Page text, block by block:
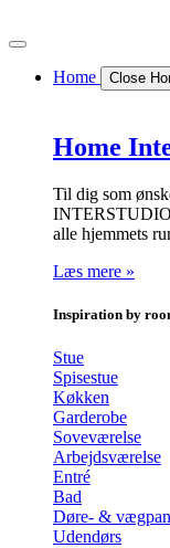
til
Home
Close
Home
Til dig som
INTERSTUDIO
alle hjemmets
Læs mere »
Inspiration by
Stue
Spisestue
Køkken
Garderobe
Soveværelse
Arbejdsværelse
Entré
Bad
Døre- &
Udendørs